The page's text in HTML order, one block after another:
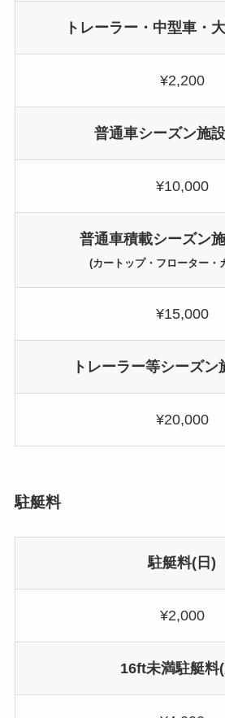
トレーラー・中型車・
¥2,200
普通車シーズン施
¥10,000
普通車積載シーズン
(カートップ・フローター・
¥15,000
トレーラー等シーズン
¥20,000
駐艇料
駐艇料(日)
¥2,000
16ft未満駐艇料